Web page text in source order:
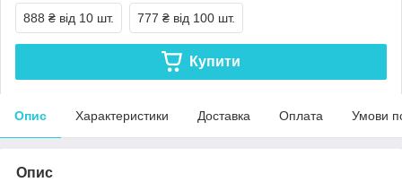
888 ₴ від 10 шт. 777 ₴ від 100 шт.
Купити
Опис Характеристики Доставка Оплата Умови
Опис